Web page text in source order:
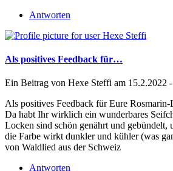
Antworten
Als positives Feedback für…
Ein Beitrag von Hexe Steffi am 15.2.2022
Als positives Feedback für Eure Rosmarin-
Da habt Ihr wirklich ein wunderbares
Locken sind schön genährt und gebündelt,
die Farbe wirkt dunkler und kühler (was
von Waldlied aus der Schweiz
Antworten